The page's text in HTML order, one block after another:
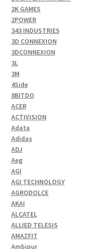
2K GAMES
2POWER
343 INDUSTRIES
3D CONNEXION
3DCONNEXION
3L
3M
4Side
8BITDO
ACER
ACTIVISION
Adata
Adidas
ADJ
Aeg
AGI
AGI TECHNOLOGY
AGRODOLCE
AKAI
ALCATEL
ALLIED TELESIS
AMAZFIT
Ambipur